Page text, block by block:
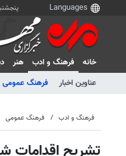
پنجشنبه ۱۵
خانه
فرهنگ و ادب
عناوین اخبار
فرهنگ عمومی
هنر
فرهنگ و ادب فرهنگ عمومی
تشریح اقدامات